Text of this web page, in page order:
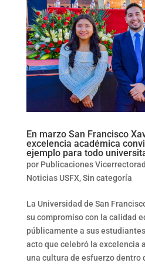
En marzo San Francisco
excelencia académica
ejemplo para todo
por Publicaciones
Noticias USFX,Sin categoría
La Universidad de San
su compromiso con la calidad
públicamente a sus
acto que celebró la excelencia
una cultura de esfuerzo dentro